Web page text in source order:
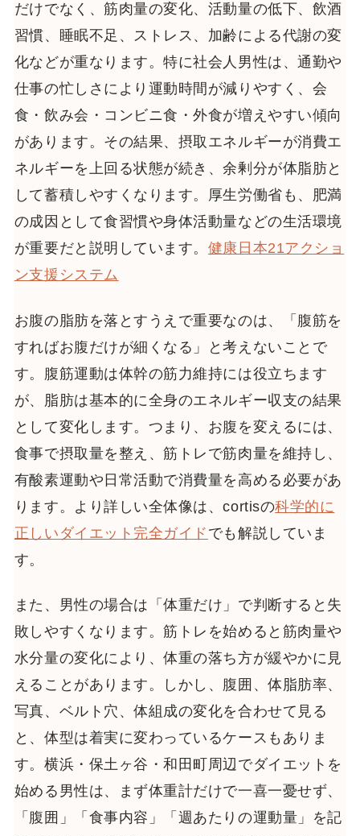
だけでなく、筋肉量の変化、活動量の低下、飲酒
習慣、睡眠不足、ストレス、加齢による代謝の変
化などが重なります。特に社会人男性は、通勤や
仕事の忙しさにより運動時間が減りやすく、会
食・飲み会・コンビニ食・外食が増えやすい傾向
があります。その結果、摂取エネルギーが消費エ
ネルギーを上回る状態が続き、余剰分が体脂肪と
して蓄積しやすくなります。厚生労働省も、肥満
の成因として食習慣や身体活動量などの生活環境
が重要だと説明しています。 健康日本21アクショ
ン支援システム
お腹の脂肪を落とすうえで重要なのは、「腹筋を
すればお腹だけが細くなる」と考えないことで
す。腹筋運動は体幹の筋力維持には役立ちます
が、脂肪は基本的に全身のエネルギー収支の結果
として変化します。つまり、お腹を変えるには、
食事で摂取量を整え、筋トレで筋肉量を維持し、
有酸素運動や日常活動で消費量を高める必要があ
ります。より詳しい全体像は、cortisの科学的に
正しいダイエット完全ガイド でも解説していま
す。
また、男性の場合は「体重だけ」で判断すると失
敗しやすくなります。筋トレを始めると筋肉量や
水分量の変化により、体重の落ち方が緩やかに見
えることがあります。しかし、腹囲、体脂肪率、
写真、ベルト穴、体組成の変化を合わせて見る
と、体型は着実に変わっているケースもありま
す。横浜・保土ヶ谷・和田町周辺でダイエットを
始める男性は、まず体重計だけで一喜一憂せず、
「腹囲」「食事内容」「週あたりの運動量」を記